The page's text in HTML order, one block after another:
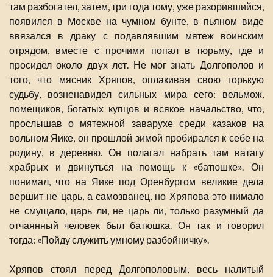
там разбогател, затем, три года тому, уже разорившийся,
появился в Москве на чумном бунте, в пьяном виде
ввязался в драку с подавлявшим мятеж воинским
отрядом, вместе с прочими попал в тюрьму, где и
просидел около двух лет. Не мог знать Долгополов и
того, что мясник Хряпов, оплакивая свою горькую
судьбу, возненавидел сильных мира сего: вельмож,
помещиков, богатых купцов и всякое начальство, что,
прослышав о мятежной заварухе среди казаков на
вольном Яике, он прошлой зимой пробирался к себе на
родину, в деревню. Он полагал набрать там ватагу
храбрых и двинуться на помощь к «батюшке». Он
понимал, что на Яике под Оренбургом великие дела
вершит не царь, а самозванец, но Хряпова это нимало
не смущало, царь ли, не царь ли, только разумный да
отчаянный человек был батюшка. Он так и говорил
тогда: «Пойду служить умному разбойничку».
Хряпов стоял перед Долгополовым, весь налитый